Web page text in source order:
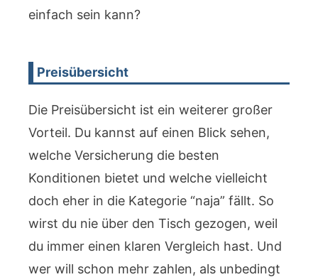
einfach sein kann?
Preisübersicht
Die Preisübersicht ist ein weiterer großer
Vorteil. Du kannst auf einen Blick sehen,
welche Versicherung die besten
Konditionen bietet und welche vielleicht
doch eher in die Kategorie “naja” fällt. So
wirst du nie über den Tisch gezogen, weil
du immer einen klaren Vergleich hast. Und
wer will schon mehr zahlen, als unbedingt